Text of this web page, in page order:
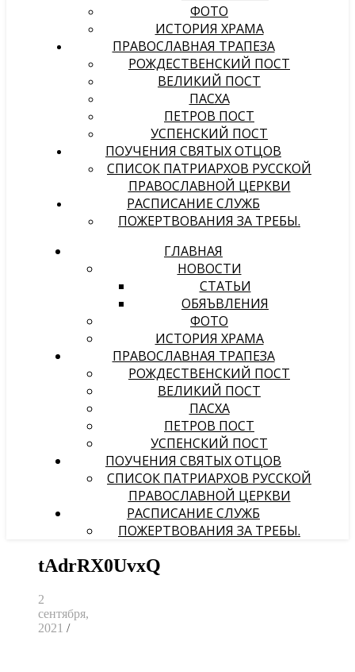
ФОТО
ИСТОРИЯ ХРАМА
ПРАВОСЛАВНАЯ ТРАПЕЗА
РОЖДЕСТВЕНСКИЙ ПОСТ
ВЕЛИКИЙ ПОСТ
ПАСХА
ПЕТРОВ ПОСТ
УСПЕНСКИЙ ПОСТ
ПОУЧЕНИЯ СВЯТЫХ ОТЦОВ
СПИСОК ПАТРИАРХОВ РУССКОЙ
ПРАВОСЛАВНОЙ ЦЕРКВИ
РАСПИСАНИЕ СЛУЖБ
ПОЖЕРТВОВАНИЯ ЗА ТРЕБЫ.
ГЛАВНАЯ
НОВОСТИ
СТАТЬИ
ОБЯЪВЛЕНИЯ
ФОТО
ИСТОРИЯ ХРАМА
ПРАВОСЛАВНАЯ ТРАПЕЗА
РОЖДЕСТВЕНСКИЙ ПОСТ
ВЕЛИКИЙ ПОСТ
ПАСХА
ПЕТРОВ ПОСТ
УСПЕНСКИЙ ПОСТ
ПОУЧЕНИЯ СВЯТЫХ ОТЦОВ
СПИСОК ПАТРИАРХОВ РУССКОЙ
ПРАВОСЛАВНОЙ ЦЕРКВИ
РАСПИСАНИЕ СЛУЖБ
ПОЖЕРТВОВАНИЯ ЗА ТРЕБЫ.
tAdrRX0UvxQ
2
сентября,
2021 /